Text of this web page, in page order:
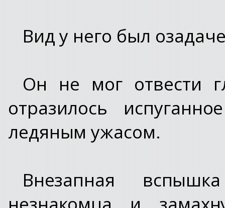
Вид у него был
Он не мог отвести
отразилось
ледяным ужасом.
Внезапная